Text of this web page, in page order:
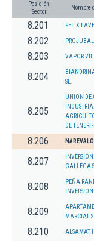
Posición
Sector
Nombre
8.201 FELIX
8.202 PROJUBAL
8.203 VAPOR
8.204
SL.
8.205
UNION DE
DE
8.206
8.207
GALLEGA SL
8.208
PEÑA
8.209
MARCIAL SL
8.210 ALSAMAT